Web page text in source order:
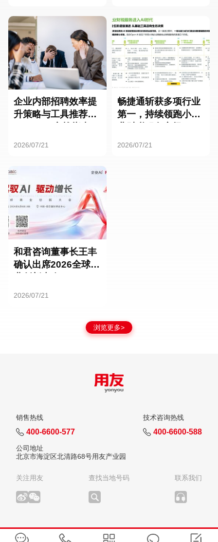
企业内部招聘效率提
升策略与工具推荐：
2026/07/21
畅捷通斩获多项行业
第一，持续领跑小微
2026/07/21
和君咨询董事长王丰
确认出席2026全球商
2026/07/21
浏览更多>
销售热线
400-6600-577
技术咨询热线
400-6600-588
公司地址
北京市海淀区北清路68号用友产业园
关注用友 查找当地号码 联系我们
版权所有：用友网络科技股份有限公司